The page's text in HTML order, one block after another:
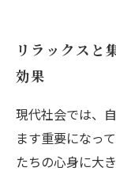
リラックスと
効果
現代社会では、
ます重要になっ
たちの心身に大